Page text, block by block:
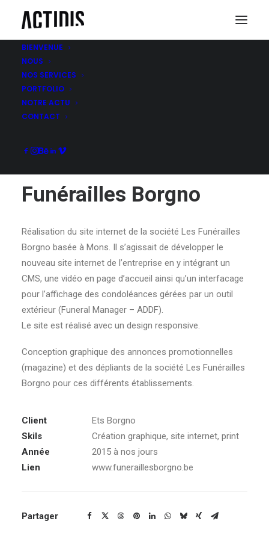
BIENVENUE
NOUS
NOS SERVICES
PORTFOLIO
NOTRE ACTU
CONTACT
FUNÉRAILLES BORGNO
Funérailles Borgno
Réalisation du site internet de la société Les Funérailles
Borgno basée à Mons. Il s’agissait de développer le
nouveau site internet de l’entreprise en y intégrant un
CMS, une vidéo en page d’accueil ainsi qu’un interfacage
pour l’affichage des condoléances gérées par un outil
extérieur (Funeral Manager – ADDF).
Le site est réalisé avec un design responsive.
Conception graphique des annonces promotionnelles
(magazine) et des dépliants de la société Les Funérailles
Borgno pour ces différents établissements.
Client
Ets Borgno
Skils
Création graphique, site internet, print
Année
2015 à nos jours
Lien
www.funeraillesborgno.be
Partager